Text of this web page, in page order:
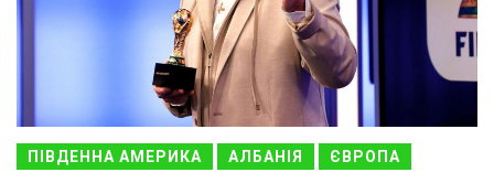
ПІВДЕННА АМЕРИКА АЛБАНІЯ ЄВРОПА